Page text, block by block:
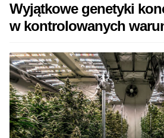
PROMOCJE
PROMOCJE 1+1
NAJLEPSZE OKAZJE
PROMOCJA TYGODNIA
Wyjątkowe genetyki
w kontrolowanych